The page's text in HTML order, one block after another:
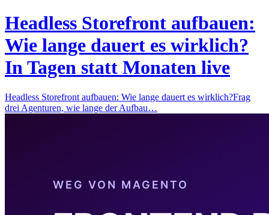
Headless Storefront aufbauen:
Wie lange dauert es wirklich?
In Tagen statt Monaten live
Headless Storefront aufbauen: Wie lange dauert es wirklich?Frag
drei Agenturen, wie lange der Aufbau…